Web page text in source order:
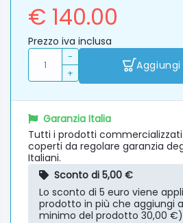
€ 140.00
Prezzo iva inclusa
-
+
Garanzia Italia
Tutti i prodotti commercializzati
coperti da regolare garanzia
Italiani.
Sconto di 5,00 €
Lo sconto di 5 euro viene
prodotto in più che aggiungi
minimo del prodotto 30,00